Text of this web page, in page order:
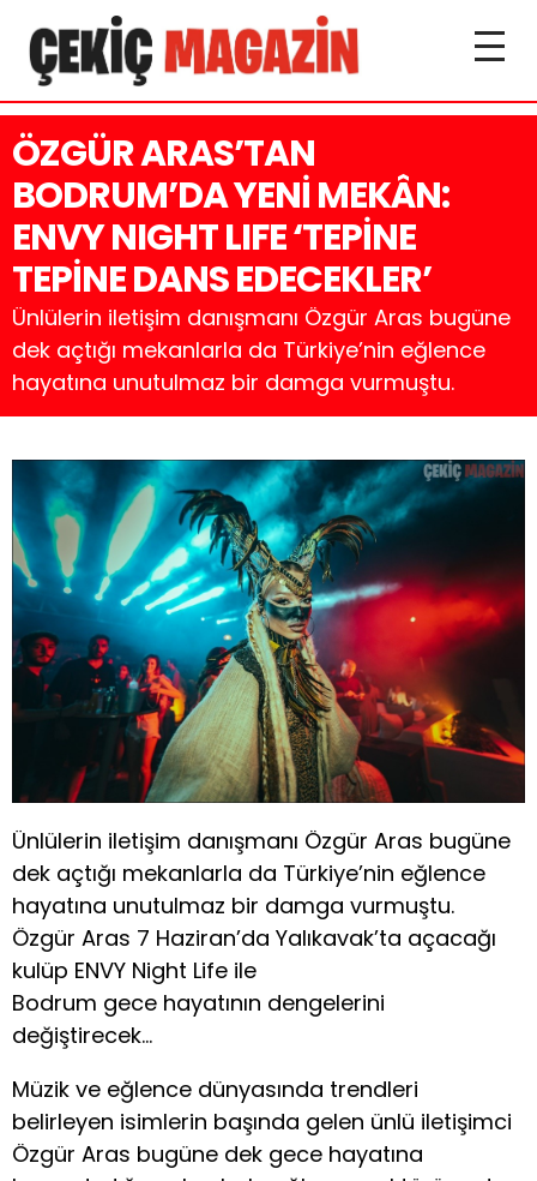
ÖZGÜR ARAS’TAN
BODRUM’DA YENİ MEKÂN:
ENVY NIGHT LIFE ‘TEPİNE
TEPİNE DANS EDECEKLER’
Ünlülerin iletişim danışmanı Özgür Aras bugüne
dek açtığı mekanlarla da Türkiye’nin eğlence
hayatına unutulmaz bir damga vurmuştu.
Ünlülerin iletişim danışmanı Özgür Aras bugüne
dek açtığı mekanlarla da Türkiye’nin eğlence
hayatına unutulmaz bir damga vurmuştu.
Özgür Aras 7 Haziran’da Yalıkavak’ta açacağı
kulüp ENVY Night Life ile
Bodrum gece hayatının dengelerini
değiştirecek…
Müzik ve eğlence dünyasında trendleri
belirleyen isimlerin başında gelen ünlü iletişimci
Özgür Aras bugüne dek gece hayatına